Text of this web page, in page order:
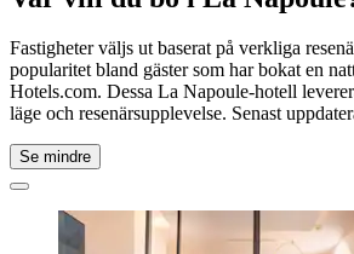
Fastigheter väljs ut baserat på verkliga
popularitet bland gäster som har bokat en
Hotels.com. Dessa La Napoule-hotell
läge och resenärsupplevelse. Senast
Se mindre